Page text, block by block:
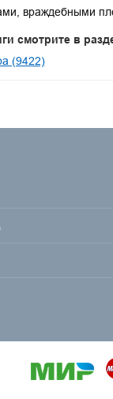
враждебными
смотрите в
(9422)